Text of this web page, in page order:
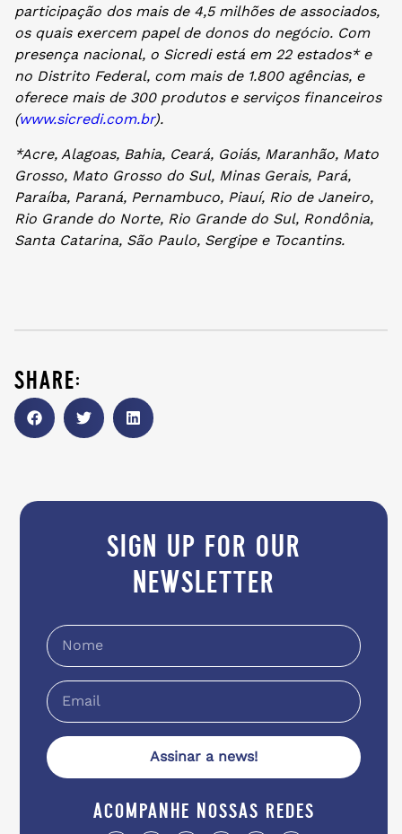
participação dos mais de 4,5 milhões de associados,
os quais exercem papel de donos do negócio. Com
presença nacional, o Sicredi está em 22 estados* e
no Distrito Federal, com mais de 1.800 agências, e
oferece mais de 300 produtos e serviços financeiros
(www.sicredi.com.br).
*Acre, Alagoas, Bahia, Ceará, Goiás, Maranhão, Mato
Grosso, Mato Grosso do Sul, Minas Gerais, Pará,
Paraíba, Paraná, Pernambuco, Piauí, Rio de Janeiro,
Rio Grande do Norte, Rio Grande do Sul, Rondônia,
Santa Catarina, São Paulo, Sergipe e Tocantins.
share:
sign up for our
newsletter
Assinar a news!
acompanhe nossas redes